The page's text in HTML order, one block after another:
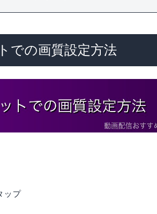
での画質設定方法
ップ